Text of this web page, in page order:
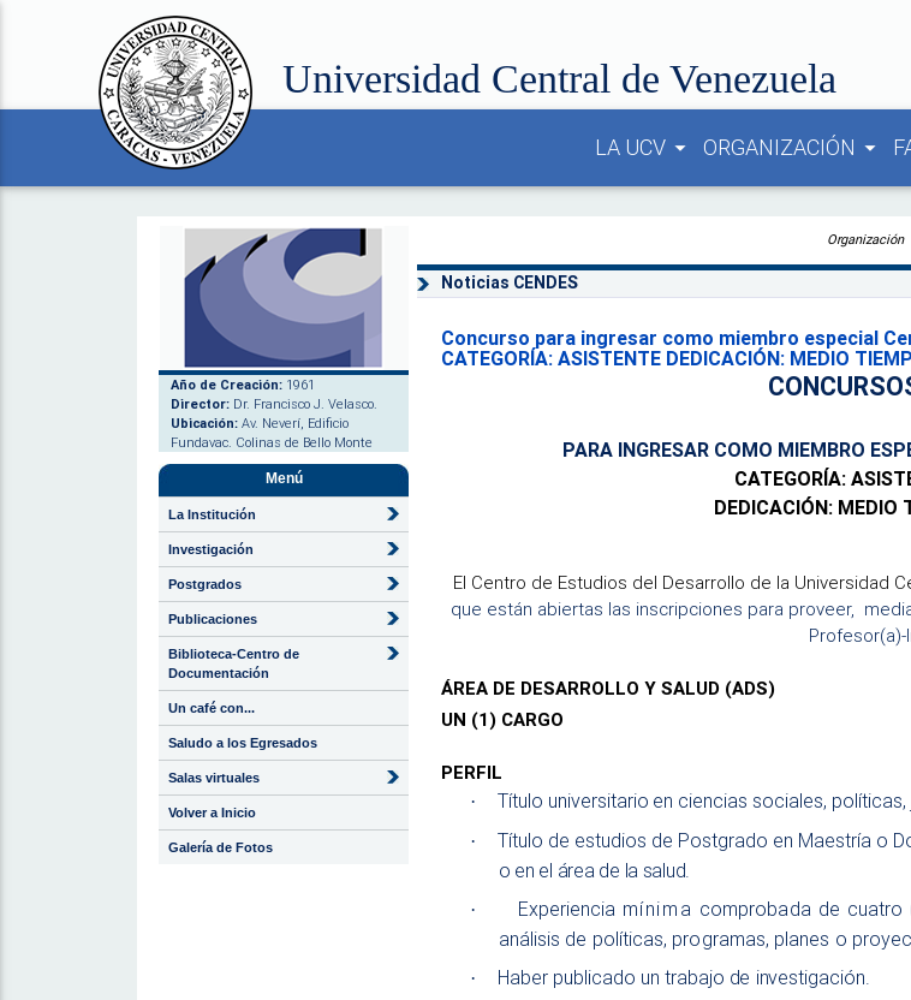
Universidad Central de Venezuela
LA UCV arrow_drop_down ORGANIZACIÓN arrow_drop_down
Año de Creación: 1961
Director: Dr. Francisco J. Velasco.
Ubicación: Av. Neverí, Edificio
Fundavac. Colinas de Bello Monte
Menú
La Institución
Investigación
Postgrados
Publicaciones
Biblioteca-Centro de
Documentación
Un café con...
Saludo a los Egresados
Salas virtuales
Volver a Inicio
Galería de Fotos
Organización
Noticias CENDES
Concurso para ingresar como miembro especial
CATEGORÍA: ASISTENTE DEDICACIÓN: MEDIO
PARA INGRESAR COMO MIEMBRO
CATEGORÍA:
DEDICACIÓN: MEDIO
El Centro de Estudios del Desarrollo de la Universidad
que están abiertas las inscripciones para proveer,
ÁREA DE DESARROLLO Y SALUD (ADS)
UN (1) CARGO
PERFIL
· Título universitario en ciencias sociales, políticas,
· Título de estudios de Postgrado en Maestría o D
o en el área de la salud.
· Experiencia mínima comprobada de cuatro
análisis de políticas, programas, planes o
· Haber publicado un trabajo de investigación.